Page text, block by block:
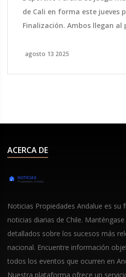
de Cali en forma este jueves
Finalización. Ambos llegan al
fondo mientras América
agosto 13 2025
ACERCA DE
Noticias Propiedades Andalue es su
noticias diarias de Chile.
detallados sobre los sucesos más
nacional. Encuentre información
todos los eventos que ocurren en
Nuestra plataforma ofrece un